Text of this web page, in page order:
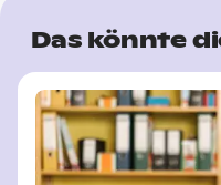
Das könnte